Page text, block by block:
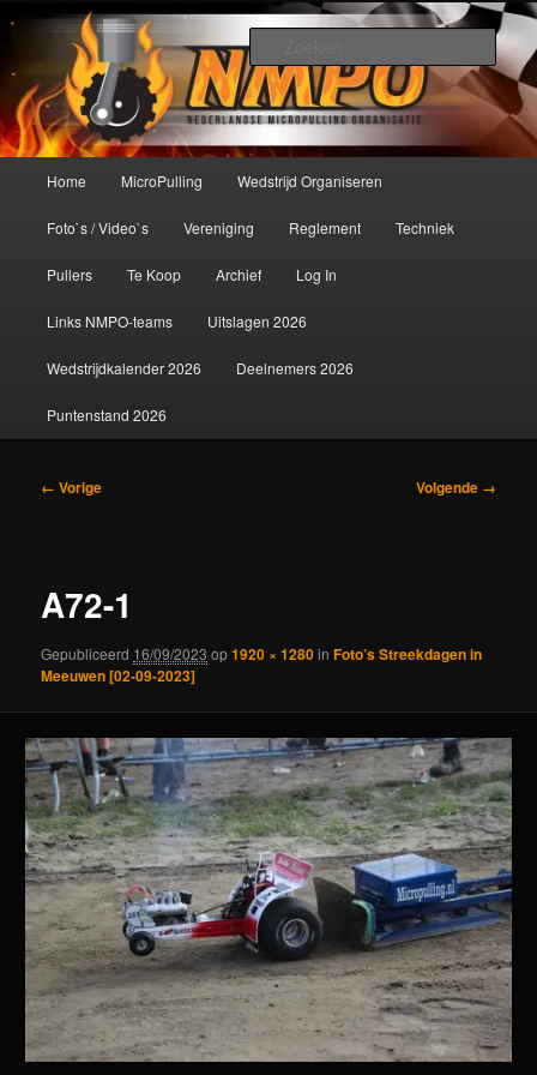
primaire
inhoudNederlandse MicroPulling
Organisatie
De meest krachtige modelbouwsport ter wereld!
Home MicroPulling Wedstrijd Organiseren
Foto`s / Video`s Vereniging Reglement Techniek
Pullers Te Koop Archief Log In
Links NMPO-teams Uitslagen 2026
Wedstrijdkalender 2026 Deelnemers 2026
Puntenstand 2026
Afbeeldingsnavigatie
← Vorige Volgende →
A72-1
Gepubliceerd 16/09/2023 op1920 × 1280inFoto’s Streekdagen in
Meeuwen [02-09-2023]